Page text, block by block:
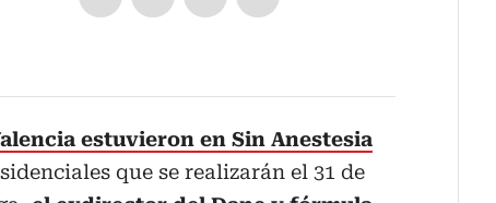
estuvieron en Sin Anestesia
que se realizarán el 31 de